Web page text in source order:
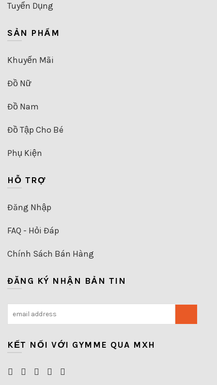
Tuyển Dụng
SẢN PHẨM
Khuyến Mãi
Đồ Nữ
Đồ Nam
Đồ Tập Cho Bé
Phụ Kiện
HỖ TRỢ
Đăng Nhập
FAQ - Hỏi Đáp
Chính Sách Bán Hàng
ĐĂNG KÝ NHẬN BẢN TIN
KẾT NỐI VỚI GYMME QUA MXH